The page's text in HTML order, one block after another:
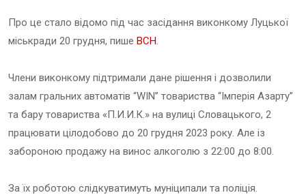
Про це стало відомо під час засідання виконкому Луцької
міськради 20 грудня, пише ВСН.
Члени виконкому підтримали дане рішення і дозволили
залам гральних автоматів “WIN” товариства “Імперія Азарту”
та бару товариства «П.И.И.К.» на вулиці Словацького, 2
працювати цілодобово до 20 грудня 2023 року. Але із
забороною продажу на винос алкоголю з 22:00 до 8:00.
За їх роботою слідкуватимуть муніципали та поліція.